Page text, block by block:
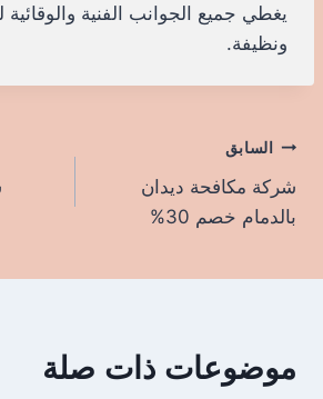
يغطي جميع الجوانب الفنية
ونظيفة.
تصفّح
المقالات
السابق
شركة مكافحة ديدان
بالدمام خصم 30%
موضوعات ذات صلة